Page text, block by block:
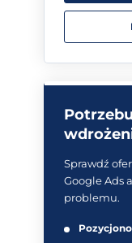
Sprawdź
Google Ads
problemu.